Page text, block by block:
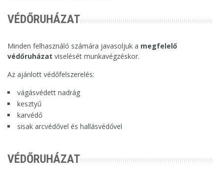
VÉDŐRUHÁZAT
Minden felhasználó számára javasoljuk a megfelelő
védőruházat viselését munkavégzéskor.
Az ajánlott védőfelszerelés:
vágásvédett nadrág
kesztyű
karvédő
sisak arcvédővel és hallásvédővel
VÉDŐRUHÁZAT